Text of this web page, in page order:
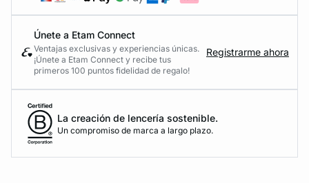
Únete a Etam Connect
Ventajas exclusivas y experiencias únicas.
¡Únete a Etam Connect y recibe tus
primeros 100 puntos fidelidad de regalo!
Registrarme ahora
La creación de lencería sostenible.
Un compromiso de marca a largo plazo.